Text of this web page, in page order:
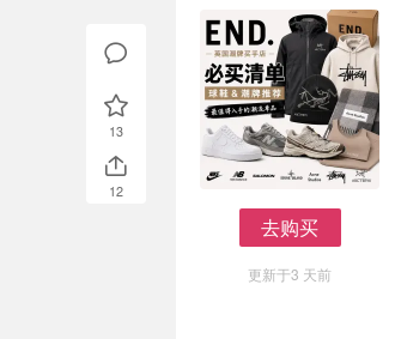
去购买
更新于3 天前
13
12